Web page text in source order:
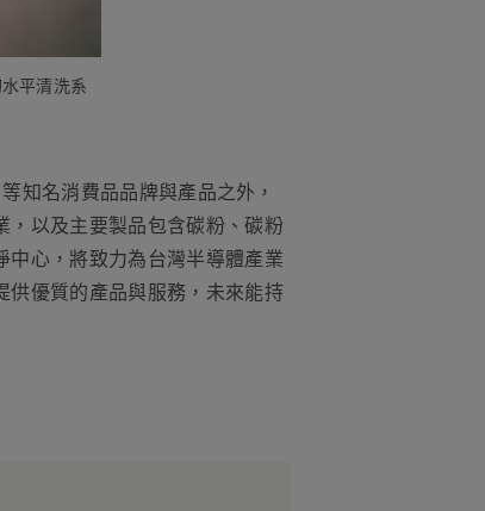
平清洗系
知名消費品品牌與產品之外，
，以及主要製品包含碳粉、碳粉
中心，將致力為台灣半導體產業
供優質的產品與服務，未來能持